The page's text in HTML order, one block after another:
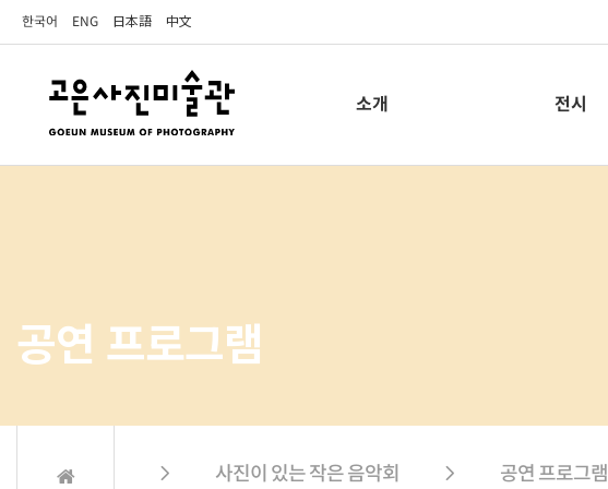
한국어 ENG 日本語 中文
소개 전시
공연 프로그램
 사진이 있는 작은 음악회  공연 프로그램